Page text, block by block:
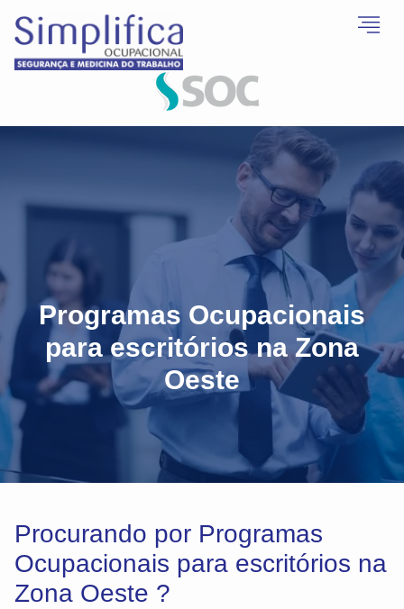
Programas Ocupacionais
para escritórios na Zona
Oeste
Procurando por Programas
Ocupacionais para escritórios na
Zona Oeste ?